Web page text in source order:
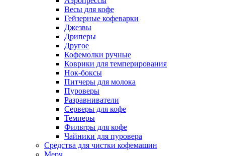
Весы для кофе
Гейзерные кофеварки
Джезвы
Дриперы
Другое
Кофемолки ручные
Коврики для темперирования
Нок-боксы
Питчеры для молока
Пуроверы
Разравниватели
Серверы для кофе
Темперы
Фильтры для кофе
Чайники для пуровера
Средства для чистки кофемашин
Мерч